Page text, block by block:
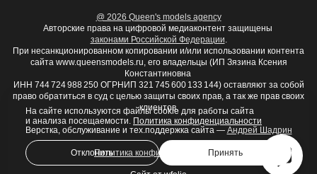
@ 2026 Queen's models agency
Авторские права на цифровой медиаконтент защищены
законами Российской Федерации
При несанкционированном копировании и/или использовании контента
сайта www.queensmodels.ru, его владельцы (ИП Зязина Ксения
Константиновна
ИНН 744 724 988 250 ОГРНИП 321 745 600 133 144) оставляют за собой
право обратиться в суд с целью защиты своих прав, а так же прав своих
клиентов.
Верстка, обслуживание и тех.поддержка сайта — Андрей Шадрин
Политика конфиденциальности
На сайте используются файлы cookie для работы сайта
и анализа посещаемости. Политика конфиденциальности
Отклонить Принять